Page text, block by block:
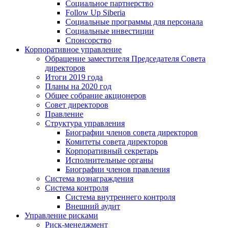
Социальное партнерство
Follow Up Siberia
Социальные программы для персонала
Социальные инвестиции
Спонсорство
Корпоративное управление
Обращение заместителя Председателя Совета
директоров
Итоги 2019 года
Планы на 2020 год
Общее собрание акционеров
Совет директоров
Правление
Структура управления
Биографии членов совета директоров
Комитеты совета директоров
Корпоративный секретарь
Исполнительные органы
Биографии членов правления
Система вознаграждения
Система контроля
Система внутреннего контроля
Внешний аудит
Управление рисками
Риск-менеджмент